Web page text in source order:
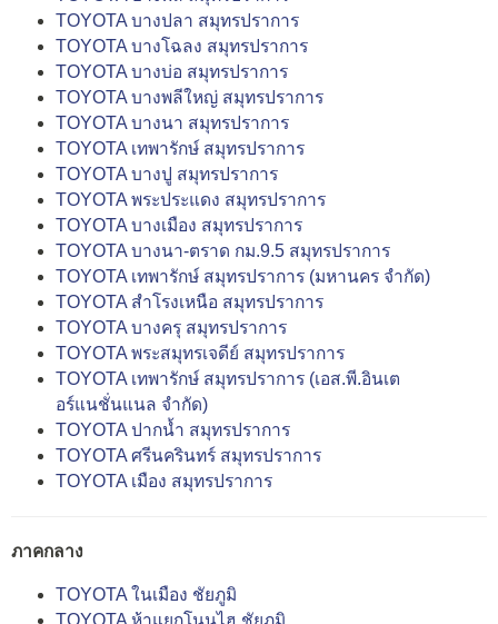
TOYOTA บางปลา สมุทรปราการ
TOYOTA บางโฉลง สมุทรปราการ
TOYOTA บางบ่อ สมุทรปราการ
TOYOTA บางพลีใหญ่ สมุทรปราการ
TOYOTA บางนา สมุทรปราการ
TOYOTA เทพารักษ์ สมุทรปราการ
TOYOTA บางปู สมุทรปราการ
TOYOTA พระประแดง สมุทรปราการ
TOYOTA บางเมือง สมุทรปราการ
TOYOTA บางนา-ตราด กม.9.5 สมุทรปราการ
TOYOTA เทพารักษ์ สมุทรปราการ (มหานคร จำกัด)
TOYOTA สำโรงเหนือ สมุทรปราการ
TOYOTA บางครุ สมุทรปราการ
TOYOTA พระสมุทรเจดีย์ สมุทรปราการ
TOYOTA เทพารักษ์ สมุทรปราการ (เอส.พี.อินเต
อร์แนชั่นแนล จำกัด)
TOYOTA ปากน้ำ สมุทรปราการ
TOYOTA ศรีนครินทร์ สมุทรปราการ
TOYOTA เมือง สมุทรปราการ
ภาคกลาง
TOYOTA ในเมือง ชัยภูมิ
TOYOTA ห้าแยกโนนไฮ ชัยภูมิ